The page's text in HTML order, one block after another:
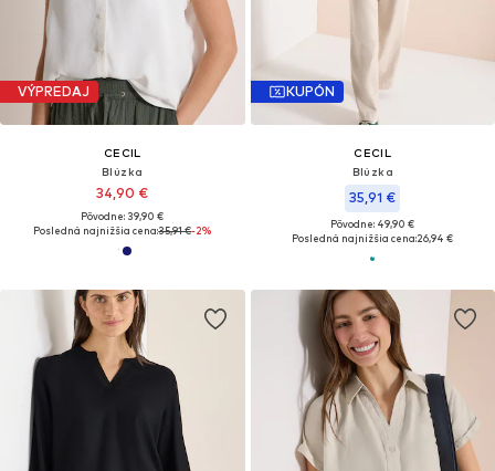
VÝPREDAJ
CECIL
Blúzka
34,90 €
Pôvodne: 39,90 €
Posledná najnižšia cena:35,91 €-2%
KUPÓN
CECIL
Blúzka
35,91 €
Pôvodne: 49,90 €
Posledná najnižšia cena:26,94 €